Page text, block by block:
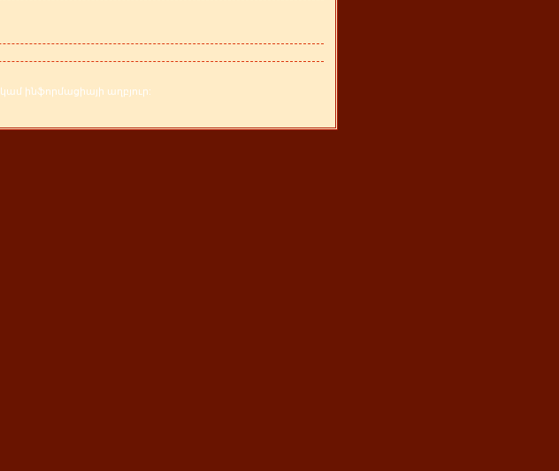
ինֆորմացիայի աղբյուր: